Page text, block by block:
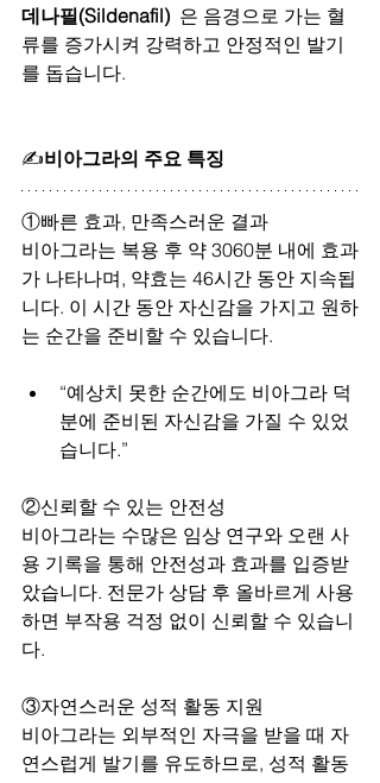
데나필(Sildenafil)
  은 음경으로 가는 혈
류를 증가시켜 강력하고 안정적인 발기
를 돕습니다.
✍비아그라의 주요 특징
①빠른 효과, 만족스러운 결과
비아그라는 복용 후 약 3060분 내에 효과
가 나타나며, 약효는 46시간 동안 지속됩
니다. 이 시간 동안 자신감을 가지고 원하
는 순간을 준비할 수 있습니다.
“예상치 못한 순간에도 비아그라 덕
분에 준비된 자신감을 가질 수 있었
습니다.”
②신뢰할 수 있는 안전성
비아그라는 수많은 임상 연구와 오랜 사
용 기록을 통해 안전성과 효과를 입증받
았습니다. 전문가 상담 후 올바르게 사용
하면 부작용 걱정 없이 신뢰할 수 있습니
다.
③자연스러운 성적 활동 지원
비아그라는 외부적인 자극을 받을 때 자
연스럽게 발기를 유도하므로, 성적 활동